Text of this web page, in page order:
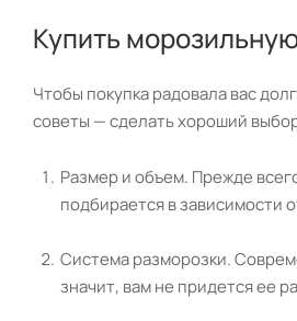
Купить
Чтобы покупка радовала вас
советы — сделать хороший
Размер и объем. Прежде
подбирается в зависимости
Система разморозки.
значит, вам не придется ее